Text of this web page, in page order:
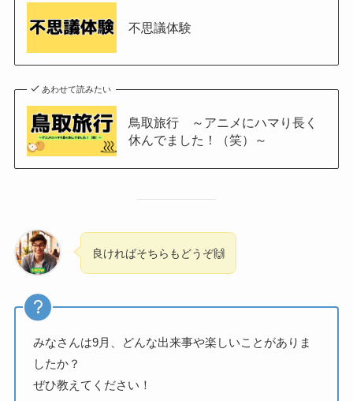
不思議体験
あわせて読みたい
鳥取旅行 ～アニメにハマり長く
休んでました！（笑）～
良ければそちらもどうぞ🙌
みなさんは9月、どんな出来事や楽しいことがありま
したか？
ぜひ教えてください！